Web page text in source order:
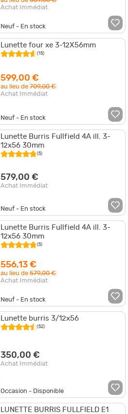
Achat Immédiat
Neuf - En stock
Lunette four xe 3-12X56mm
(15)
599,00 €
au lieu de709,00 €
Achat Immédiat
Neuf - En stock
Lunette Burris Fullfield 4A ill. 3-
12x56 30mm
(5)
579,00 €
Achat Immédiat
Neuf - En stock
Lunette Burris Fullfield 4A ill. 3-
12x56 30mm
(5)
556,13 €
au lieu de579,00 €
Achat Immédiat
Neuf - En stock
Lunette burris 3/12x56
(52)
350,00 €
Achat Immédiat
Occasion - Disponible
LUNETTE BURRIS FULLFIELD E1